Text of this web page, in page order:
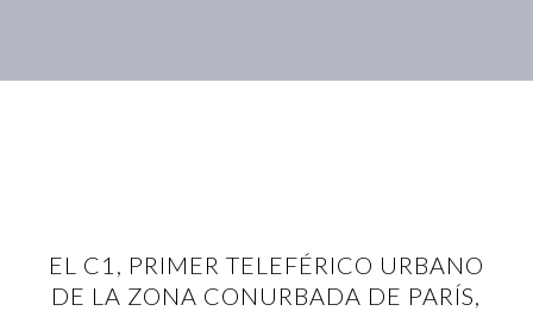
EL C1, PRIMER TELEFÉRICO URBANO
DE LA ZONA CONURBADA DE PARÍS,